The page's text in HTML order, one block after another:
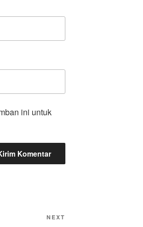
ini untuk
NEXT